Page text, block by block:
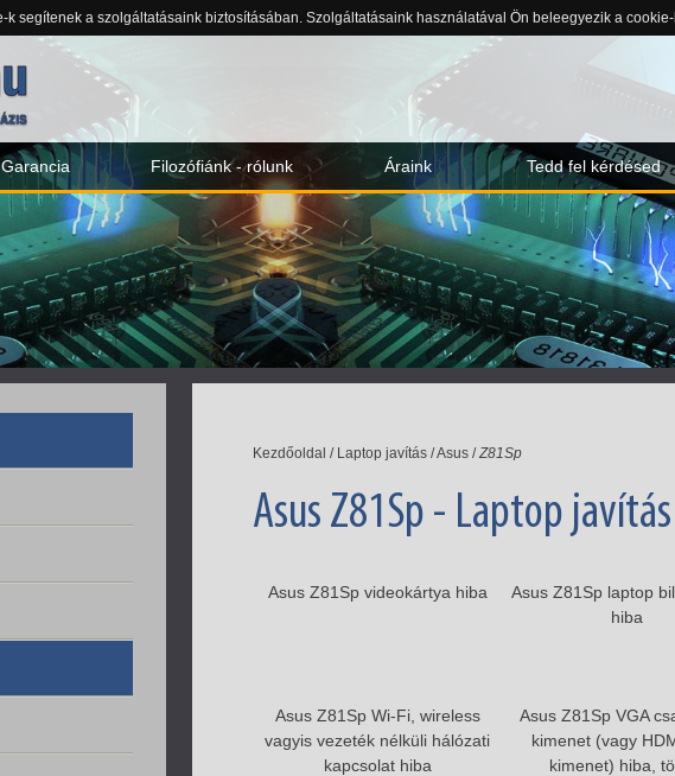
k segítenek a szolgáltatásaink biztosításában. Szolgáltatásaink használatával Ön beleegyezik a
Garancia Filozófiánk - rólunk Áraink Tedd fel kérdésed
Kezdőoldal / Laptop javítás/Asus/Z81Sp
Asus Z81Sp - Laptop javítás
Asus Z81Sp videokártya hiba
Asus Z81Sp laptop
hiba
Asus Z81Sp Wi-Fi, wireless
vagyis vezeték nélküli hálózati
kapcsolat hiba
Asus Z81Sp VGA
kimenet (vagy
kimenet) hiba,